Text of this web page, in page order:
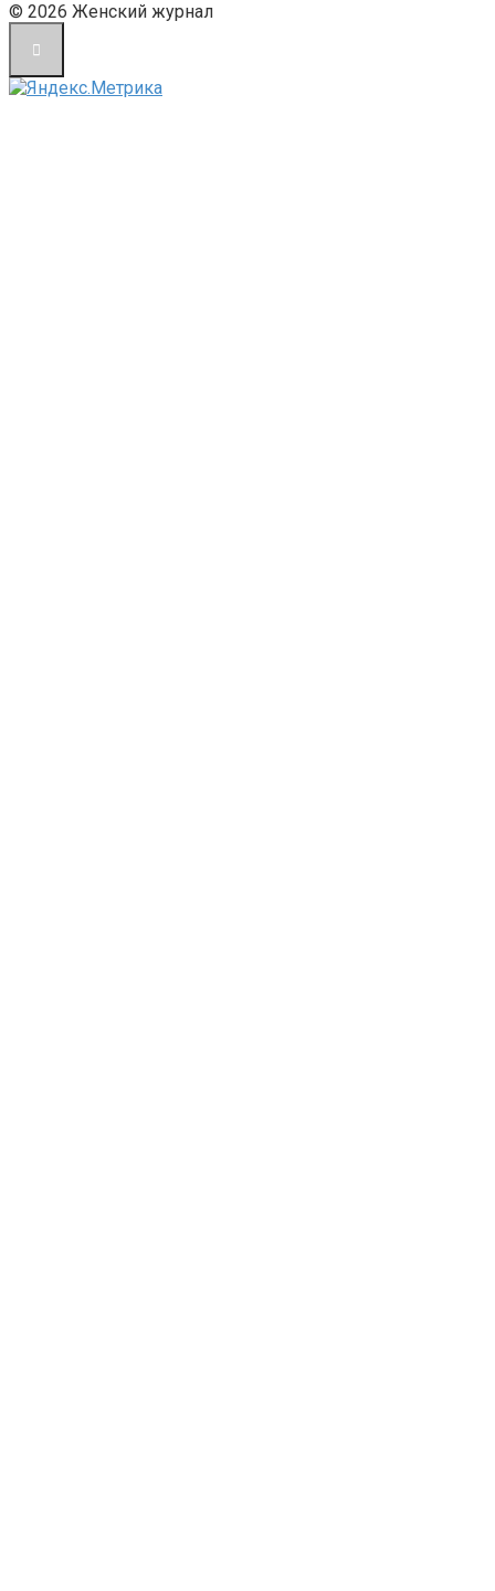
© 2026 Женский журнал